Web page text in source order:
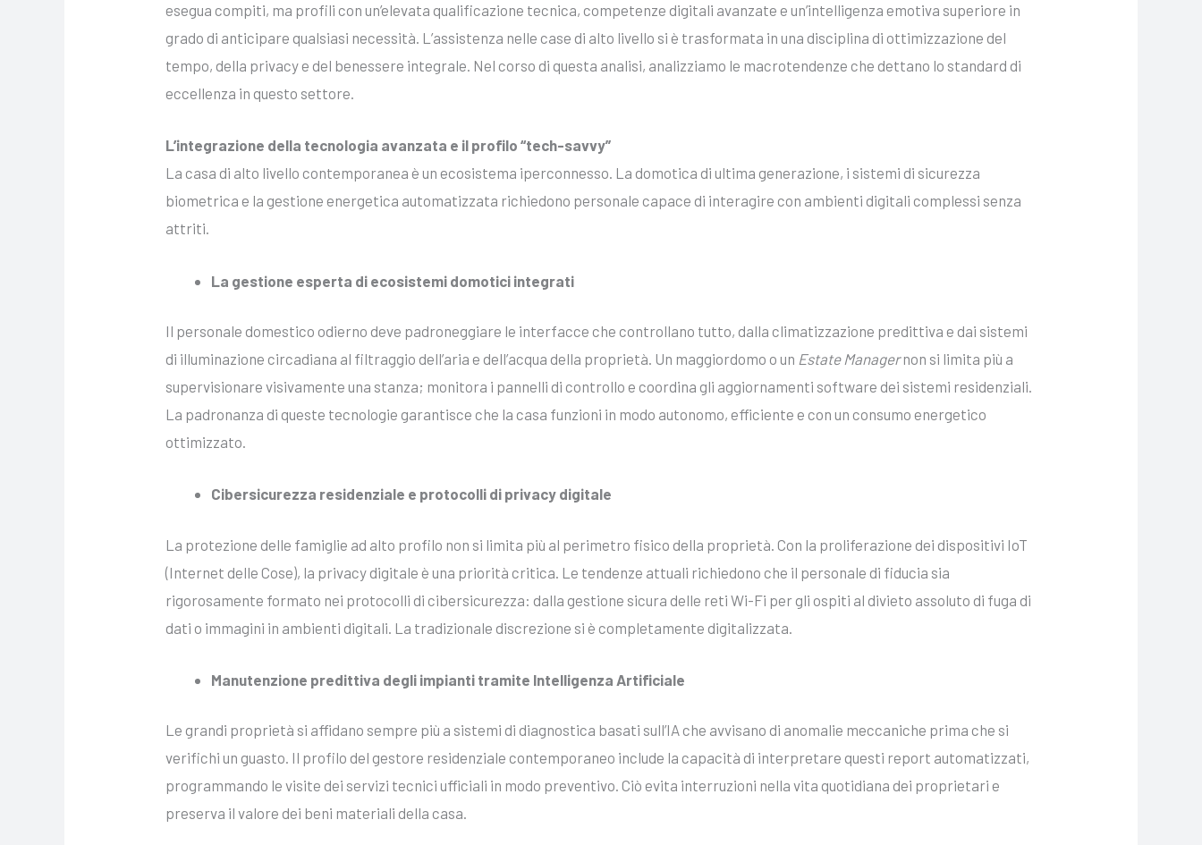
esegua compiti, ma profili con un’elevata qualificazione tecnica, competenze digitali avanzate e un’intelligenza emotiva superiore in
grado di anticipare qualsiasi necessità. L’assistenza nelle case di alto livello si è trasformata in una disciplina di ottimizzazione del
tempo, della privacy e del benessere integrale. Nel corso di questa analisi, analizziamo le macrotendenze che dettano lo standard di
eccellenza in questo settore.
L’integrazione della tecnologia avanzata e il profilo “tech-savvy”
La casa di alto livello contemporanea è un ecosistema iperconnesso. La domotica di ultima generazione, i sistemi di sicurezza
biometrica e la gestione energetica automatizzata richiedono personale capace di interagire con ambienti digitali complessi senza
attriti.
La gestione esperta di ecosistemi domotici integrati
Il personale domestico odierno deve padroneggiare le interfacce che controllano tutto, dalla climatizzazione predittiva e dai sistemi
di illuminazione circadiana al filtraggio dell’aria e dell’acqua della proprietà. Un maggiordomo o un Estate Managernon si limita più a
supervisionare visivamente una stanza; monitora i pannelli di controllo e coordina gli aggiornamenti software dei sistemi residenziali.
La padronanza di queste tecnologie garantisce che la casa funzioni in modo autonomo, efficiente e con un consumo energetico
ottimizzato.
Cibersicurezza residenziale e protocolli di privacy digitale
La protezione delle famiglie ad alto profilo non si limita più al perimetro fisico della proprietà. Con la proliferazione dei dispositivi IoT
(Internet delle Cose), la privacy digitale è una priorità critica. Le tendenze attuali richiedono che il personale di fiducia sia
rigorosamente formato nei protocolli di cibersicurezza: dalla gestione sicura delle reti Wi-Fi per gli ospiti al divieto assoluto di fuga di
dati o immagini in ambienti digitali. La tradizionale discrezione si è completamente digitalizzata.
Manutenzione predittiva degli impianti tramite Intelligenza Artificiale
Le grandi proprietà si affidano sempre più a sistemi di diagnostica basati sull’IA che avvisano di anomalie meccaniche prima che si
verifichi un guasto. Il profilo del gestore residenziale contemporaneo include la capacità di interpretare questi report automatizzati,
programmando le visite dei servizi tecnici ufficiali in modo preventivo. Ciò evita interruzioni nella vita quotidiana dei proprietari e
preserva il valore dei beni materiali della casa.